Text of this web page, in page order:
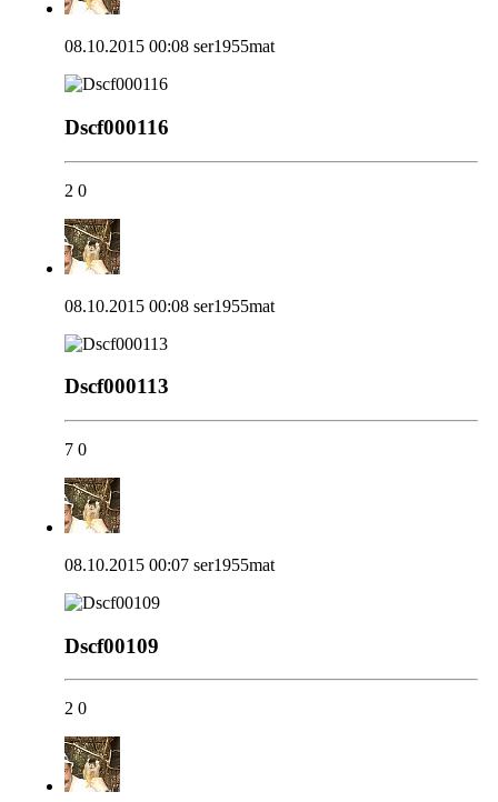
08.10.2015 00:08 ser1955mat
Dscf000116
2 0
08.10.2015 00:08 ser1955mat
Dscf000113
7 0
08.10.2015 00:07 ser1955mat
Dscf00109
2 0